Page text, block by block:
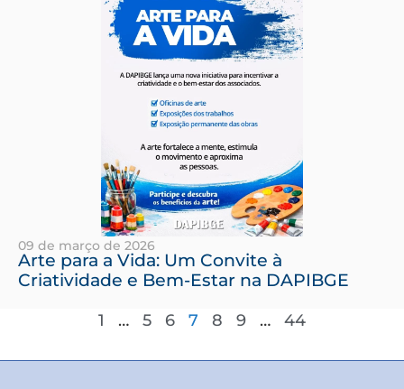
09 de março de 2026
Arte para a Vida: Um Convite à
Criatividade e Bem-Estar na DAPIBGE
1 … 5 6 7 8 9 … 44